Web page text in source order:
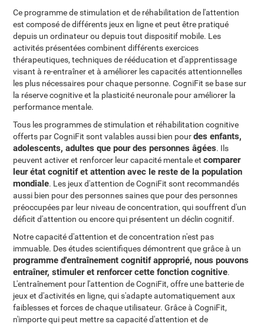
Ce programme de stimulation et de réhabilitation de l'attention
est composé de différents jeux en ligne et peut être pratiqué
depuis un ordinateur ou depuis tout dispositif mobile. Les
activités présentées combinent différents exercices
thérapeutiques, techniques de rééducation et d'apprentissage
visant à re-entraîner et à améliorer les capacités attentionnelles
les plus nécessaires pour chaque personne. CogniFit se base sur
la réserve cognitive et la plasticité neuronale pour améliorer la
performance mentale.
Tous les programmes de stimulation et réhabilitation cognitive
offerts par CogniFit sont valables aussi bien pourdes enfants,
adolescents, adultes que pour des personnes âgées. Ils
peuvent activer et renforcer leur capacité mentale etcomparer
leur état cognitif et attention avec le reste de la population
mondiale. Les jeux d'attention de CogniFit sont recommandés
aussi bien pour des personnes saines que pour des personnes
préoccupées par leur niveau de concentration, qui souffrent d'un
déficit d'attention ou encore qui présentent un déclin cognitif.
Notre capacité d'attention et de concentration n'est pas
immuable. Des études scientifiques démontrent que grâce à un
programme d'entraînement cognitif approprié, nous pouvons
entraîner, stimuler et renforcer cette fonction cognitive.
L'entraînement pour l'attention de CogniFit, offre une batterie de
jeux et d'activités en ligne, qui s'adapte automatiquement aux
faiblesses et forces de chaque utilisateur. Grâce à CogniFit,
n'importe qui peut mettre sa capacité d'attention et de